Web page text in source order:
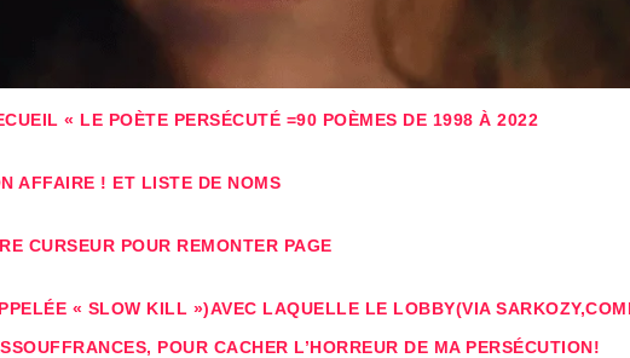
« LE POÈTE PERSÉCUTÉ =90 POÈMES DE 1998 À 2022
AFFAIRE ! ET LISTE DE NOMS
CURSEUR POUR REMONTER PAGE
« SLOW KILL »)AVEC LAQUELLE LE LOBBY(VIA
POUR CACHER L’HORREUR DE MA PERSÉCUTION!